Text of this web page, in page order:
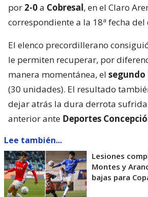
por 2-0a Cobresal, en el Claro
correspondiente a la 18ª fecha
El elenco precordillerano
le permiten recuperar, por
manera momentánea, el
(30 unidades). El resultado
dejar atrás la dura derrota
anterior ante Deportes
Lee también...
Lesiones
Montes y
bajas para